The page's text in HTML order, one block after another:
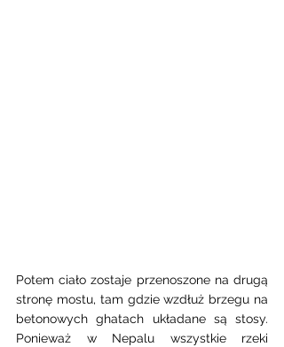
Potem ciało zostaje przenoszone na drugą
stronę mostu, tam gdzie wzdłuż brzegu na
betonowych ghatach układane są stosy.
Ponieważ w Nepalu wszystkie rzeki